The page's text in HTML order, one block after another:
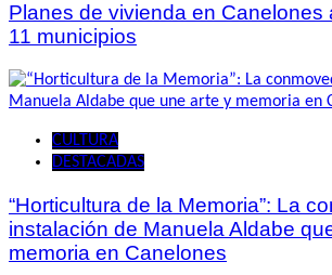
Planes de vivienda en Canelones
11 municipios
CULTURA
DESTACADAS
“Horticultura de la Memoria”: La
instalación de Manuela Aldabe
memoria en Canelones